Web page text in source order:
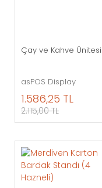
Çay ve Kahve Ünitesi
asPOS Display
1.586,25 TL
2.115,00 TL